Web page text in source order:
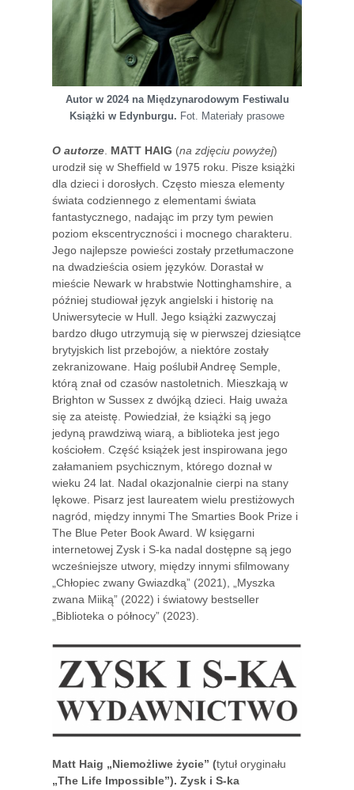
Autor w 2024 na Międzynarodowym Festiwalu
Książki w Edynburgu. Fot. Materiały prasowe
O autorze MATT HAIG (na zdjęciu powyżej)
urodził się w Sheffield w 1975 roku. Pisze książki
dla dzieci i dorosłych. Często miesza elementy
świata codziennego z elementami świata
fantastycznego, nadając im przy tym pewien
poziom ekscentryczności i mocnego charakteru.
Jego najlepsze powieści zostały przetłumaczone
na dwadzieścia osiem języków. Dorastał w
mieście Newark w hrabstwie Nottinghamshire, a
później studiował język angielski i historię na
Uniwersytecie w Hull. Jego książki zazwyczaj
bardzo długo utrzymują się w pierwszej dziesiątce
brytyjskich list przebojów, a niektóre zostały
zekranizowane. Haig poślubił Andreę Semple,
którą znał od czasów nastoletnich. Mieszkają w
Brighton w Sussex z dwójką dzieci. Haig uważa
się za ateistę. Powiedział, że książki są jego
jedyną prawdziwą wiarą, a biblioteka jest jego
kościołem. Część książek jest inspirowana jego
załamaniem psychicznym, którego doznał w
wieku 24 lat. Nadal okazjonalnie cierpi na stany
lękowe. Pisarz jest laureatem wielu prestiżowych
nagród, między innymi The Smarties Book Prize i
The Blue Peter Book Award. W księgarni
internetowej Zysk i S-ka nadal dostępne są jego
wcześniejsze utwory, między innymi sfilmowany
„Chłopiec zwany Gwiazdką” (2021), „Myszka
zwana Miiką” (2022) i światowy bestseller
„Biblioteka o północy” (2023).
Matt Haig „Niemożliwe życie” (tytuł oryginału
„The Life Impossible”). Zysk i S-ka